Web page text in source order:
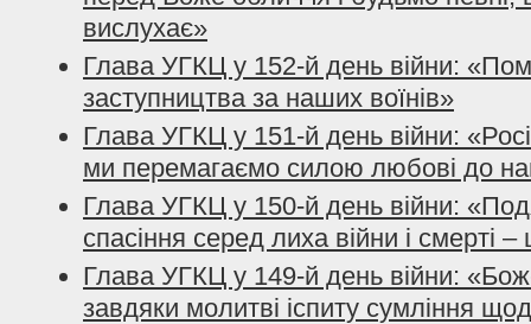
вислухає»
Глава УГКЦ у 152-й день війни:
заступництва за наших воїнів»
Глава УГКЦ у 151-й день війни:
ми перемагаємо силою любові до
Глава УГКЦ у 150-й день війни:
спасіння серед лиха війни і смерті
Глава УГКЦ у 149-й день війни:
завдяки молитві іспиту сумління